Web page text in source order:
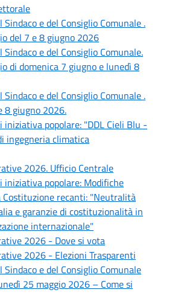
e del Consiglio Comunale .
del 7 e 8 giugno 2026
e del Consiglio Comunale.
di domenica 7 giugno e lunedì 8
e del Consiglio Comunale .
8 giugno 2026.
iniziativa popolare: "DDL Cieli Blu -
ingegneria climatica
2026. Ufficio Centrale
iniziativa popolare: Modifiche
recanti: "Neutralità
e garanzie di costituzionalità in
internazionale"
2026 - Dove si vota
2026 - Elezioni Trasparenti
e del Consiglio Comunale
25 maggio 2026 – Come si